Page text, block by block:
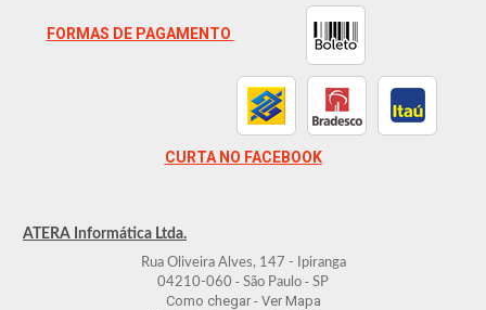
FORMAS DE PAGAMENTO
CURTA NO FACEBOOK
ATERA Informática Ltda.
Rua Oliveira Alves, 147 - Ipiranga
04210-060 - São Paulo - SP
Como chegar - Ver Mapa